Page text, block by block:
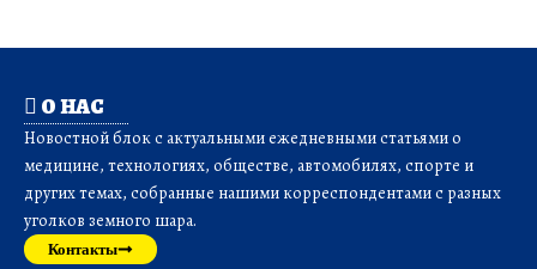
О НАС
Новостной блок с актуальными ежедневными статьями о
медицине, технологиях, обществе, автомобилях, спорте и
других темах, собранные нашими корреспондентами с разных
уголков земного шара.
Контакты